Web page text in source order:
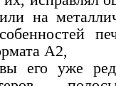
на
А2,
его уже